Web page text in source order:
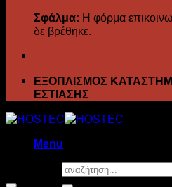
Σφάλμα: Η φόρμα
δε βρέθηκε.
ΕΞΟΠΛΙΣΜΟΣ
ΕΣΤΙΑΣΗΣ
Menu
Αναζήτηση
για: